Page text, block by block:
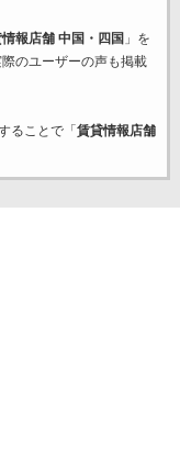
報店舗 中国・四国 」を
のユーザーの声も掲載
ることで「 賃貸情報店舗